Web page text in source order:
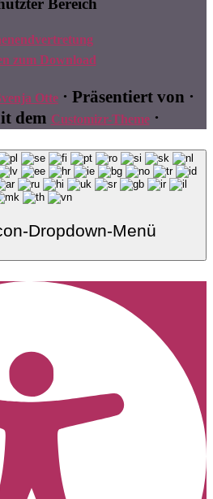
Bereich
zum Download
Otte · Präsentiert von ·
dem Customizr-Theme ·